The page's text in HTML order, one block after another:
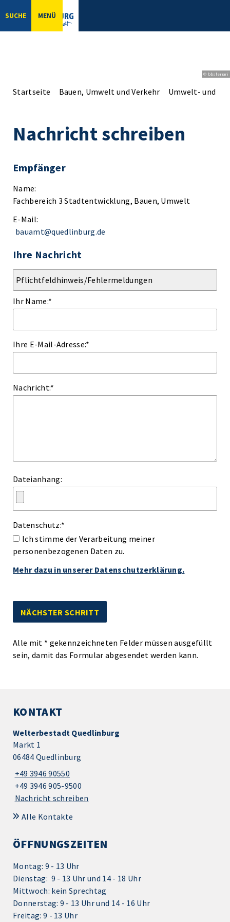
SUCHE MENÜ
© bbsferrari
Startseite Bauen, Umwelt und Verkehr Umwelt- und
Nachricht schreiben
Empfänger
Name:
Fachbereich 3 Stadtentwicklung, Bauen, Umwelt
E-Mail:
bauamt@quedlinburg.de
Ihre Nachricht
Ihr Name:*
Ihre E-Mail-Adresse:*
Nachricht:*
Dateianhang:
Datenschutz:*
Ich stimme der Verarbeitung meiner
personenbezogenen Daten zu.
Mehr dazu in unserer Datenschutzerklärung.
Alle mit * gekennzeichneten Felder müssen ausgefüllt
sein, damit das Formular abgesendet werden kann.
KONTAKT
Welterbestadt Quedlinburg
Markt 1
06484 Quedlinburg
+49 3946 90550
+49 3946 905-9500
Nachricht schreiben
Alle Kontakte
ÖFFNUNGSZEITEN
Montag: 9 - 13 Uhr
Dienstag: 9 - 13 Uhr und 14 - 18 Uhr
Mittwoch: kein Sprechtag
Donnerstag: 9 - 13 Uhr und 14 - 16 Uhr
Freitag: 9 - 13 Uhr